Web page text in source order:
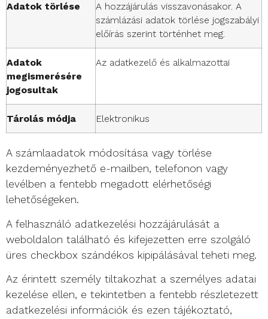
Adatok törlése
A hozzájárulás visszavonásakor. A
számlázási adatok törlése jogszabályi
előírás szerint történhet meg.
Adatok
megismerésére
jogosultak
Az adatkezelő és alkalmazottai
Tárolás módja Elektronikus
A számlaadatok módosítása vagy törlése
kezdeményezhető e-mailben, telefonon vagy
levélben a fentebb megadott elérhetőségi
lehetőségeken.
A felhasználó adatkezelési hozzájárulását a
weboldalon található és kifejezetten erre szolgáló
üres checkbox szándékos kipipálásával teheti meg.
Az érintett személy tiltakozhat a személyes adatai
kezelése ellen, e tekintetben a fentebb részletezett
adatkezelési információk és ezen tájékoztató,